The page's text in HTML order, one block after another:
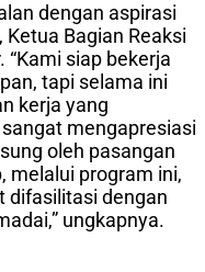
dengan aspirasi
Bagian Reaksi
“Kami siap bekerja
tapi selama ini
kerja yang
mengapresiasi
oleh pasangan
melalui program ini,
difasilitasi dengan
ungkapnya.